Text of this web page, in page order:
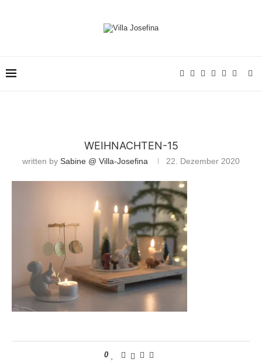
WEIHNACHTEN-15
written by Sabine @ Villa-Josefina 22. Dezember 2020
0